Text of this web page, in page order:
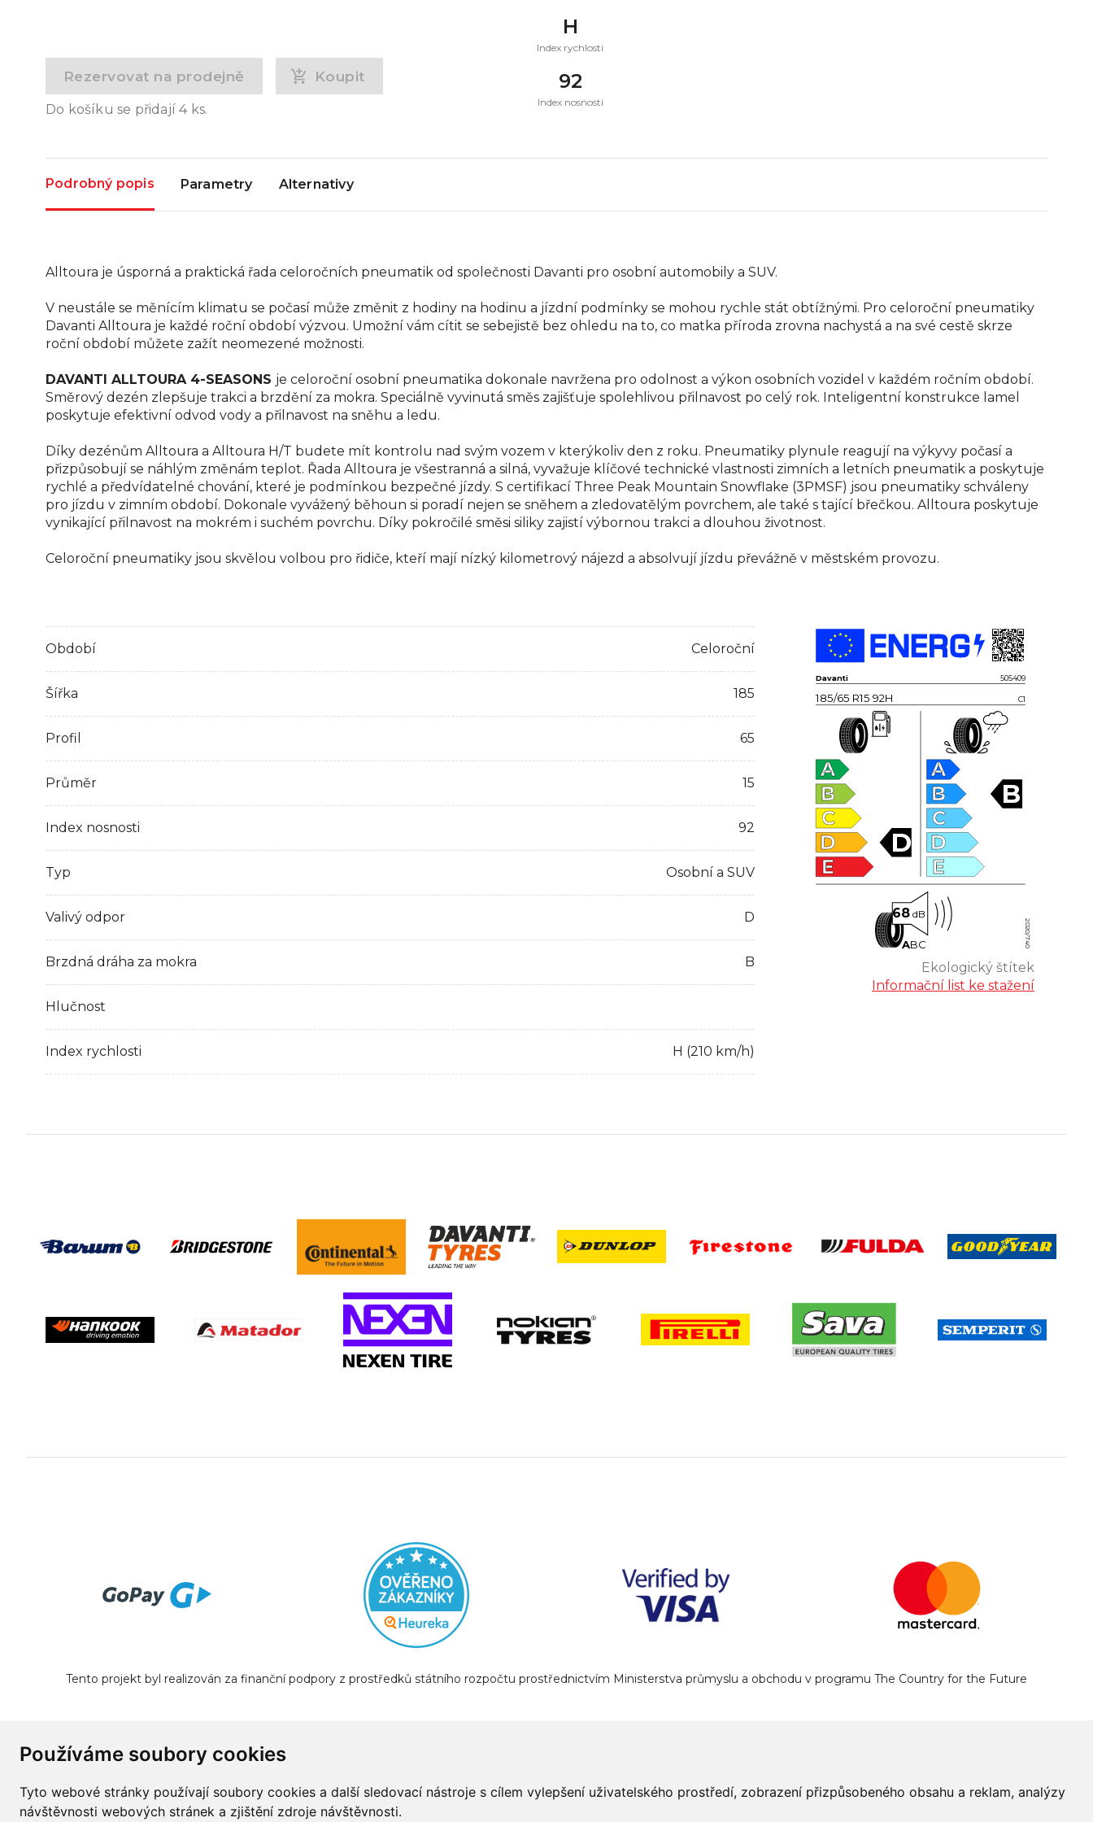
Používáme soubory cookies
Tyto webové stránky používají soubory cookies a další sledovací nástroje s cílem vylepšení uživatelského prostředí, zobrazení přizpůsobeného obsahu a reklam, analýzy
návštěvnosti webových stránek a zjištění zdroje návštěvnosti.
Rezervovat na prodejně Koupit
Do košíku se přidají4ks.
H
Index rychlosti
92
Index nosnosti
Podrobný popis Parametry Alternativy
Alltoura je úsporná a praktická řada celoročních pneumatik od společnosti Davanti pro osobní automobily a SUV.
V neustále se měnícím klimatu se počasí může změnit z hodiny na hodinu a jízdní podmínky se mohou rychle stát obtížnými. Pro celoroční pneumatiky
Davanti Alltoura je každé roční období výzvou. Umožní vám cítit se sebejistě bez ohledu na to, co matka příroda zrovna nachystá a na své cestě skrze
roční období můžete zažít neomezené možnosti.
DAVANTI ALLTOURA 4-SEASONS je celoroční osobní pneumatika dokonale navržena pro odolnost a výkon osobních vozidel v každém ročním období.
Směrový dezén zlepšuje trakci a brzdění za mokra. Speciálně vyvinutá směs zajišťuje spolehlivou přilnavost po celý rok. Inteligentní konstrukce lamel
poskytuje efektivní odvod vody a přilnavost na sněhu a ledu.
Díky dezénům Alltoura a Alltoura H/T budete mít kontrolu nad svým vozem v kterýkoliv den z roku. Pneumatiky plynule reagují na výkyvy počasí a
přizpůsobují se náhlým změnám teplot. Řada Alltoura je všestranná a silná, vyvažuje klíčové technické vlastnosti zimních a letních pneumatik a poskytuje
rychlé a předvídatelné chování, které je podmínkou bezpečné jízdy. S certifikací Three Peak Mountain Snowflake (3PMSF) jsou pneumatiky schváleny
pro jízdu v zimním období. Dokonale vyvážený běhoun si poradí nejen se sněhem a zledovatělým povrchem, ale také s tající břečkou. Alltoura poskytuje
vynikající přilnavost na mokrém i suchém povrchu. Díky pokročilé směsi siliky zajistí výbornou trakci a dlouhou životnost.
Celoroční pneumatiky jsou skvělou volbou pro řidiče, kteří mají nízký kilometrový nájezd a absolvují jízdu převážně v městském provozu.​
Období Celoroční
Šířka 185
Profil 65
Průměr 15
Index nosnosti 92
Typ Osobní a SUV
Valivý odpor D
Brzdná dráha za mokra B
Hlučnost
Index rychlosti H (210 km/h)
Davanti 505409
185/65 R15 92H C1
A
B
C
D
E
D
A
B
C
D
E
B
68 dB
ABC 2020/740
Ekologický štítek
Informační list ke stažení
Tento projekt byl realizován za finanční podpory z prostředků státního rozpočtu prostřednictvím Ministerstva průmyslu a obchodu v programu The Country for the Future